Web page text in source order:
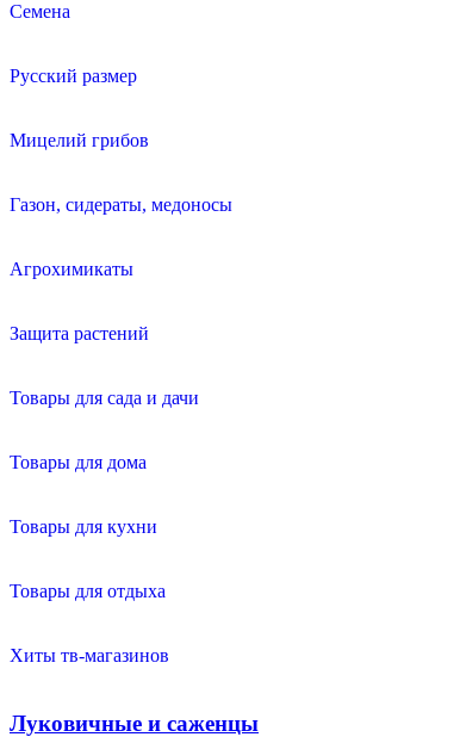
Семена
Русский размер
Мицелий грибов
Газон, сидераты, медоносы
Агрохимикаты
Защита растений
Товары для сада и дачи
Товары для дома
Товары для кухни
Товары для отдыха
Хиты тв-магазинов
Луковичные и саженцы